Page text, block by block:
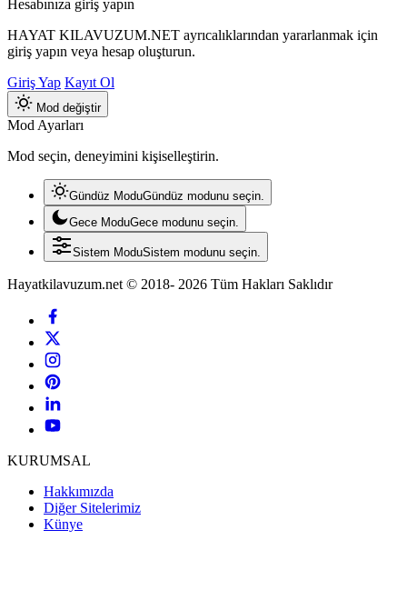
Hesabınıza giriş yapın
HAYAT KILAVUZUM.NET ayrıcalıklarından yararlanmak için
giriş yapın veya hesap oluşturun.
Giriş Yap Kayıt Ol
Mod değiştir
Mod Ayarları
Mod seçin, deneyimini kişiselleştirin.
Gündüz ModuGündüz modunu seçin.
Gece ModuGece modunu seçin.
Sistem ModuSistem modunu seçin.
Hayatkilavuzum.net © 2018- 2026 Tüm Hakları Saklıdır
KURUMSAL
Hakkımızda
Diğer Sitelerimiz
Künye